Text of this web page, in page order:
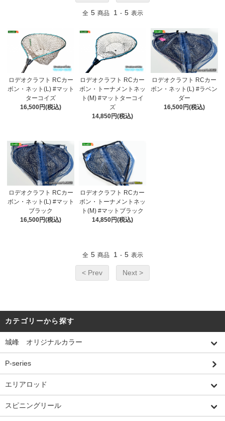
全 5 商品 1 - 5 表示
ロデオクラフト RCカー
ボン・ネット(L) #マット
ターコイズ
16,500円(税込)
ロデオクラフト RCカー
ボン・トーナメントネッ
ト(M) #マットターコイ
ズ
14,850円(税込)
ロデオクラフト RCカー
ボン・ネット(L) #ラベン
ダー
16,500円(税込)
ロデオクラフト RCカー
ボン・ネット(L) #マット
ブラック
16,500円(税込)
ロデオクラフト RCカー
ボン・トーナメントネッ
ト(M) #マットブラック
14,850円(税込)
全 5 商品 1 - 5 表示
< Prev Next >
カテゴリーから探す
城峰 オリジナルカラー
P-series
エリアロッド
スピニングリール